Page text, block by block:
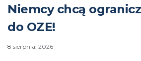
Niemcy chcą
do OZE!
8 sierpnia, 2026